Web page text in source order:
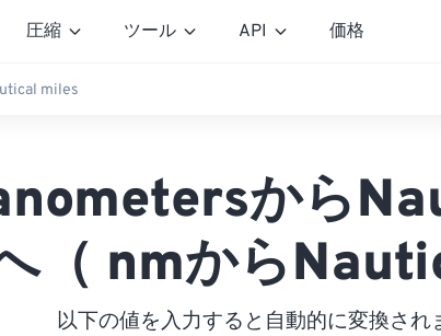
圧縮 ツール API 価格
miles
から
（ nmから
以下の値を入力すると自動的に変換され